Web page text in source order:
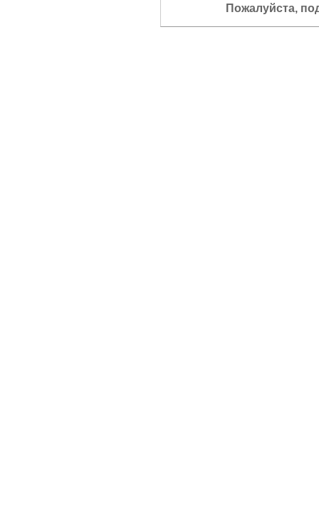
Пожалуйста,